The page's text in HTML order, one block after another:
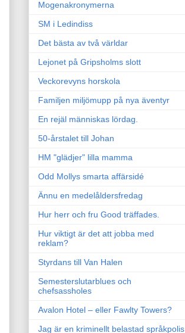
Mogenakronymerna
SM i Ledindiss
Det bästa av två världar
Lejonet på Gripsholms slott
Veckorevyns horskola
Familjen miljömupp på nya äventyr
En rejäl människas lördag.
50-årstalet till Johan
HM "glädjer" lilla mamma
Odd Mollys smarta affärsidé
Ännu en medelåldersfredag
Hur herr och fru Good träffades.
Hur viktigt är det att jobba med
reklam?
Styrdans till Van Halen
Semesterslutarblues och
chefsassholes
Avalon Hotel – eller Fawlty Towers?
Jag är en kriminellt belastad språkpolis